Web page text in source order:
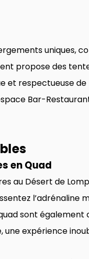
uniques,
propose des
respectueuse de
Bar-
en Quad
au Désert de
l’adrénaline
sont également
expérience